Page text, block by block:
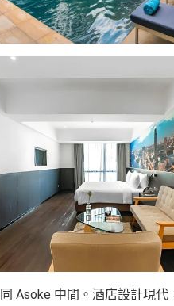
Asoke 中間。酒店設計現代